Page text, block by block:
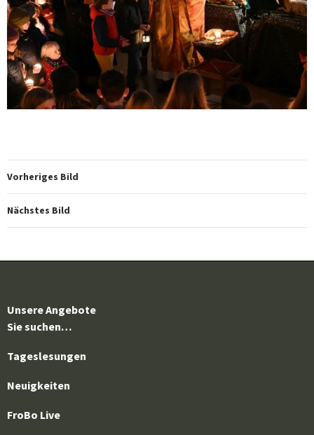
Vorheriges Bild
Nächstes Bild
Unsere Angebote
Sie suchen…
Tageslesungen
Neuigkeiten
FroBo Live